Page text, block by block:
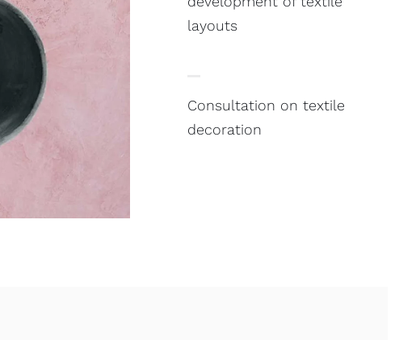
layouts
Consultation on textile
decoration